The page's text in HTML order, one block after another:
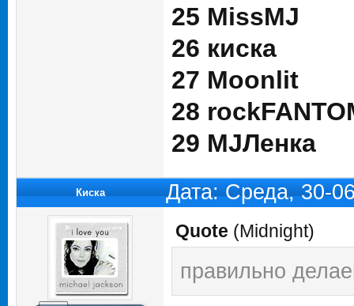
25 MissMJ
26 киска
27 Moonlit
28
29 MJЛенка
Киска Дата: Среда, 30-
Quote (Midnight)
правильно